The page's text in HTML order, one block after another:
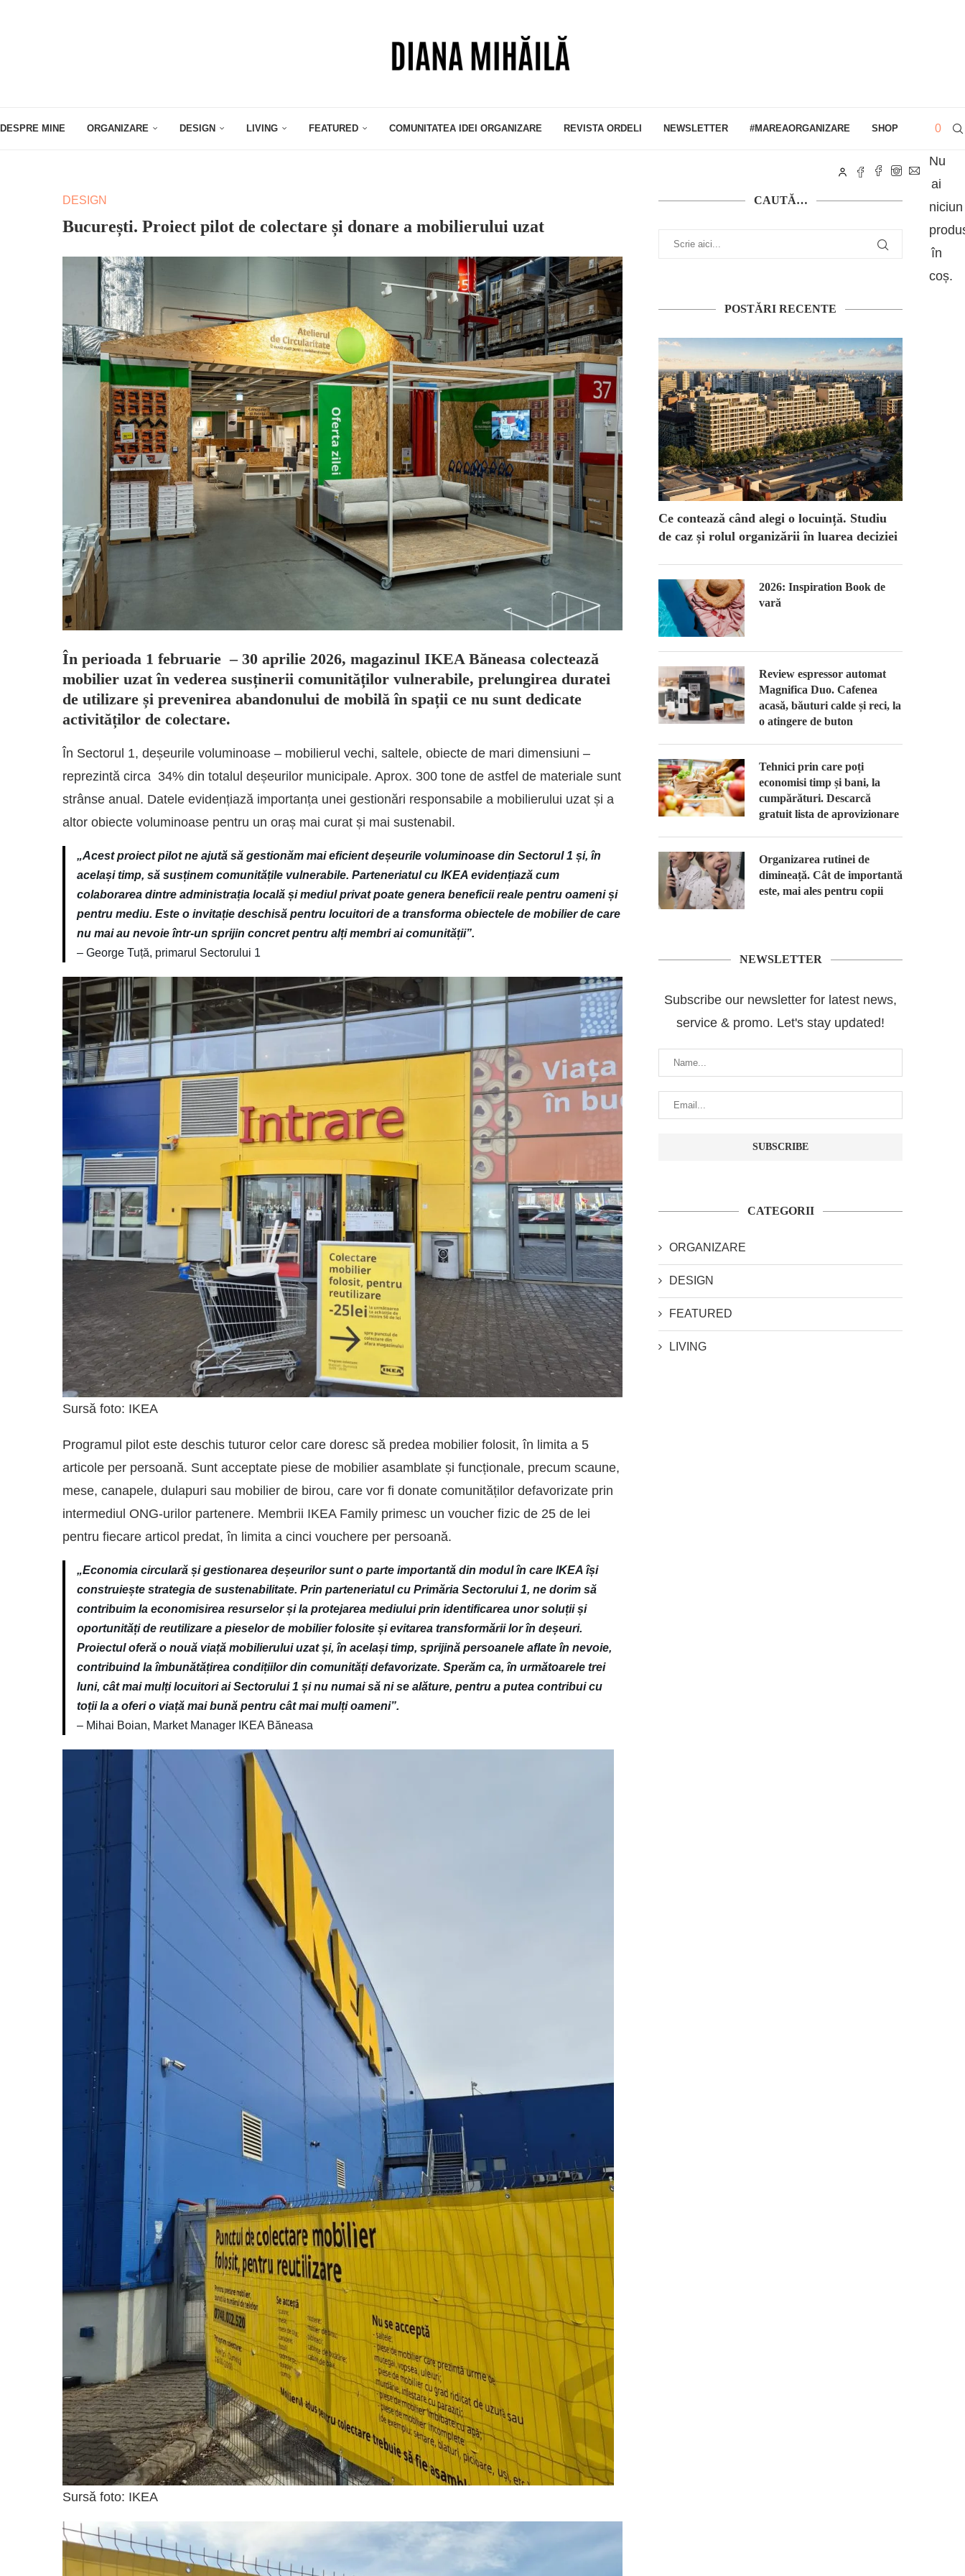
DESPRE MINE ORGANIZARE DESIGN LIVING FEATURED COMUNITATEA IDEI ORGANIZARE REVISTA ORDELI NEWSLETTER #MAREAORGANIZARE SHOP 0
Nu
ai
niciun
în
coș.
DESIGN
București. Proiect pilot de colectare și donare a mobilierului uzat
În perioada 1 februarie – 30 aprilie 2026, magazinul IKEA Băneasa colectează
mobilier uzat în vederea susținerii comunităților vulnerabile, prelungirea duratei
de utilizare și prevenirea abandonului de mobilă în spații ce nu sunt dedicate
activităților de colectare.
În Sectorul 1, deșeurile voluminoase – mobilierul vechi, saltele, obiecte de mari dimensiuni –
reprezintă circa 34% din totalul deșeurilor municipale. Aprox. 300 tone de astfel de materiale sunt
strânse anual. Datele evidențiază importanța unei gestionări responsabile a mobilierului uzat și a
altor obiecte voluminoase pentru un oraș mai curat și mai sustenabil.
„Acest proiect pilot ne ajută să gestionăm mai eficient deșeurile voluminoase din Sectorul 1 și, în
același timp, să susținem comunitățile vulnerabile. Parteneriatul cu IKEA evidențiază cum
colaborarea dintre administrația locală și mediul privat poate genera beneficii reale pentru oameni și
pentru mediu. Este o invitație deschisă pentru locuitori de a transforma obiectele de mobilier de care
nu mai au nevoie într-un sprijin concret pentru alți membri ai comunității”.
– George Tuță, primarul Sectorului 1
Sursă foto: IKEA
Programul pilot este deschis tuturor celor care doresc să predea mobilier folosit, în limita a 5
articole per persoană. Sunt acceptate piese de mobilier asamblate și funcționale, precum scaune,
mese, canapele, dulapuri sau mobilier de birou, care vor fi donate comunităților defavorizate prin
intermediul ONG-urilor partenere. Membrii IKEA Family primesc un voucher fizic de 25 de lei
pentru fiecare articol predat, în limita a cinci vouchere per persoană.
„Economia circulară și gestionarea deșeurilor sunt o parte importantă din modul în care IKEA își
construiește strategia de sustenabilitate. Prin parteneriatul cu Primăria Sectorului 1, ne dorim să
contribuim la economisirea resurselor și la protejarea mediului prin identificarea unor soluții și
oportunități de reutilizare a pieselor de mobilier folosite și evitarea transformării lor în deșeuri.
Proiectul oferă o nouă viață mobilierului uzat și, în același timp, sprijină persoanele aflate în nevoie,
contribuind la îmbunătățirea condițiilor din comunități defavorizate. Sperăm ca, în următoarele trei
luni, cât mai mulți locuitori ai Sectorului 1 și nu numai să ni se alăture, pentru a putea contribui cu
toții la a oferi o viață mai bună pentru cât mai mulți oameni”.
– Mihai Boian, Market Manager IKEA Băneasa
Sursă foto: IKEA
CAUTĂ…
POSTĂRI RECENTE
Ce contează când alegi o locuință. Studiu
de caz și rolul organizării în luarea deciziei
2026: Inspiration Book de
vară
Review espressor automat
Magnifica Duo. Cafenea
acasă, băuturi calde și reci, la
o atingere de buton
Tehnici prin care poți
economisi timp și bani, la
cumpărături. Descarcă
gratuit lista de aprovizionare
Organizarea rutinei de
dimineață. Cât de importantă
este, mai ales pentru copii
NEWSLETTER
Subscribe our newsletter for latest news,
service & promo. Let's stay updated!
CATEGORII
ORGANIZARE
DESIGN
FEATURED
LIVING